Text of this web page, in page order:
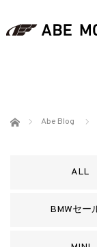
ホーム Abe Blog
ALL
BMWセー